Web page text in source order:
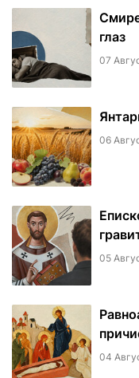
глаз
07
06
05
04